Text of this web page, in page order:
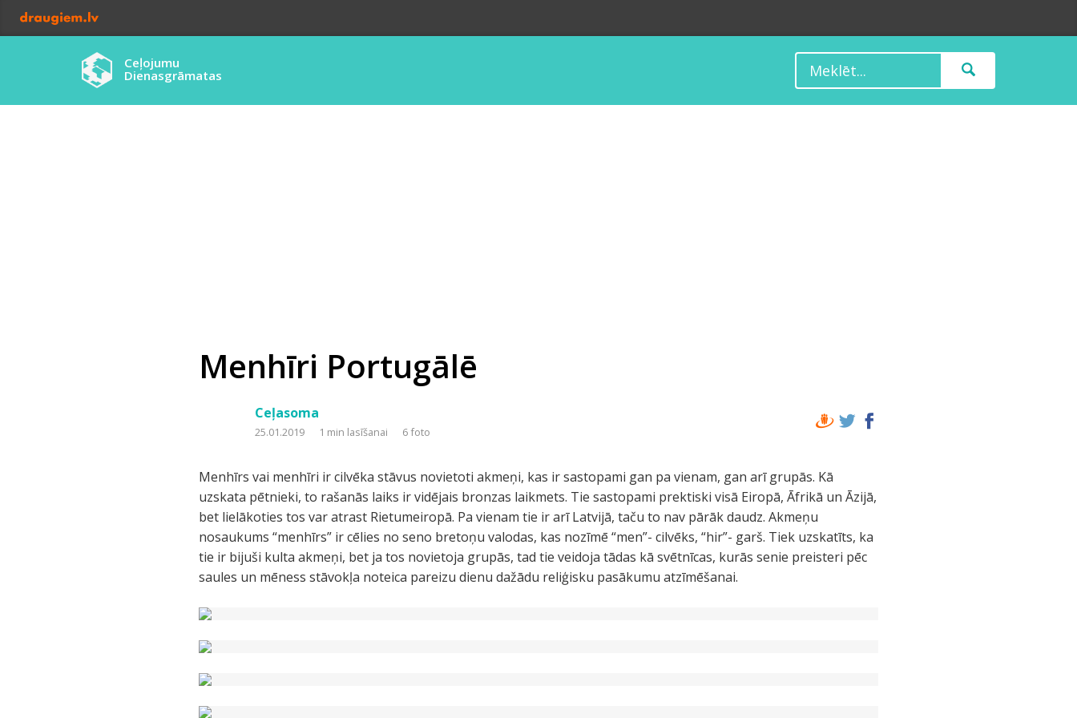
Ceļojumu
Dienasgrāmatas
Menhīri Portugālē
Ceļasoma
25.01.2019 1 min lasīšanai 6 foto
Menhīrs vai menhīri ir cilvēka stāvus novietoti akmeņi, kas ir sastopami gan pa vienam, gan arī grupās. Kā
uzskata pētnieki, to rašanās laiks ir vidējais bronzas laikmets. Tie sastopami prektiski visā Eiropā, Āfrikā un Āzijā,
bet lielākoties tos var atrast Rietumeiropā. Pa vienam tie ir arī Latvijā, taču to nav pārāk daudz. Akmeņu
nosaukums “menhīrs” ir cēlies no seno bretoņu valodas, kas nozīmē “men”- cilvēks, “hir”- garš. Tiek uzskatīts, ka
tie ir bijuši kulta akmeņi, bet ja tos novietoja grupās, tad tie veidoja tādas kā svētnīcas, kurās senie preisteri pēc
saules un mēness stāvokļa noteica pareizu dienu dažādu reliģisku pasākumu atzīmēšanai.